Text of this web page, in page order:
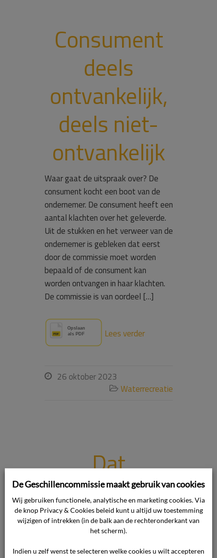
Consument
deels
ontvankelijk,
deels niet-
ontvankelijk
Waar gaat de uitspraak over? De
consument kocht een boot van de
ondernemer. De consument heeft een
aantal klachten over het geleverde.
Uit de stukken en het verweer van de
ondernemer is gebleken dat eerst
door de commissie moet worden
bepaald of de consument kan
worden ontvangen in haar klachten.
De commissie is van oordeel […]
Lees verder
 26 oktober 2023
 Waterrecreatie
Dat
zorgaanbiede
r niet gelijk
kiest voor
De Geschillencommissie maakt gebruik van cookies
Wij gebruiken functionele, analytische en marketing cookies. Via
de knop Privacy & Cookies beleid kunt u altijd uw toestemming
wijzigen of intrekken (in de balk aan de rechteronderkant van
het scherm).
Indien u zelf wenst te selecteren welke cookies u wilt accepteren